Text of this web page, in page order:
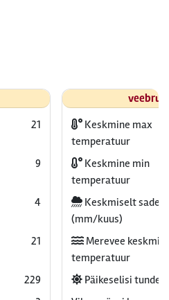
21
9
4
21
229
Keskmine max
temperatuur
Keskmine min
temperatuur
Keskmiselt
(mm/kuus)
Merevee
temperatuur
Päikeselisi tunde